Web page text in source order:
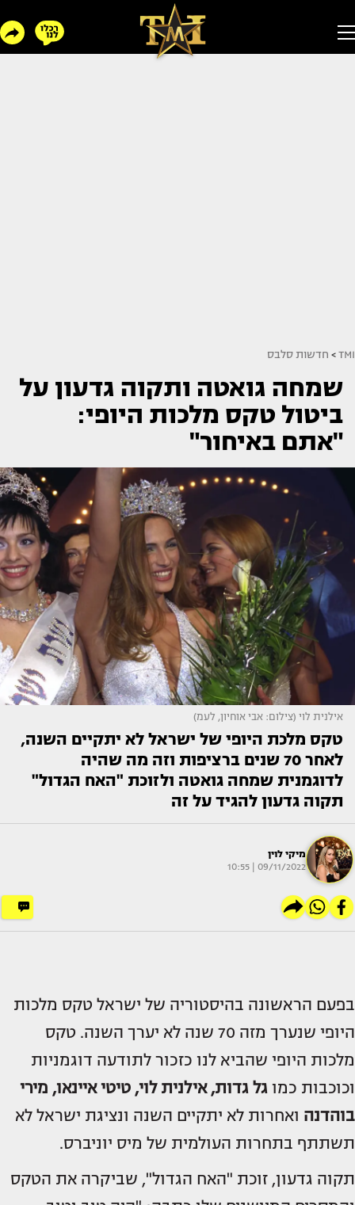
TMI
> חדשות סלבס
שמחה גואטה ותקוה גדעון על
ביטול טקס מלכות היופי:
"אתם באיחור"
אילנית לוי (צילום: אבי אוחיון, לעמ)
טקס מלכת היופי של ישראל לא יתקיים השנה,
לאחר 70 שנים ברציפות וזה מה שהיה
לדוגמנית שמחה גואטה ולזוכת "האח הגדול"
תקוה גדעון להגיד על זה
מיקי לוין
09/11/2022 | 10:55
בפעם הראשונה בהיסטוריה של ישראל טקס מלכות
היופי שנערך מזה 70 שנה לא יערך השנה. טקס
מלכות היופי שהביא לנו כזכור לתודעה דוגמניות
וכוכבות כמו גל גדות, אילנית לוי, טיטי איינאו, מירי
בוהדנה ואחרות לא יתקיים השנה ונציגת ישראל לא
תשתתף בתחרות העולמית של מיס יוניברס.
תקוה גדעון, זוכת "האח הגדול", שביקרה את הטקס